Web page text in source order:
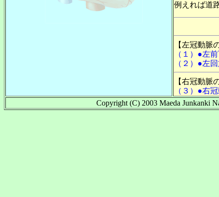
例えれば道
【左冠動脈
（１）●左
（２）●左
【右冠動脈
（３）●右
Copyright (C) 2003 Maeda Junkanki